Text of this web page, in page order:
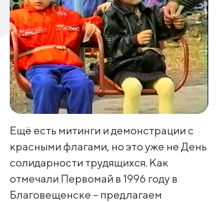
Ещё есть митинги и демонстрации с
красными флагами, но это уже не День
солидарности трудящихся. Как
отмечали Первомай в 1996 году в
Благовещенске – предлагаем